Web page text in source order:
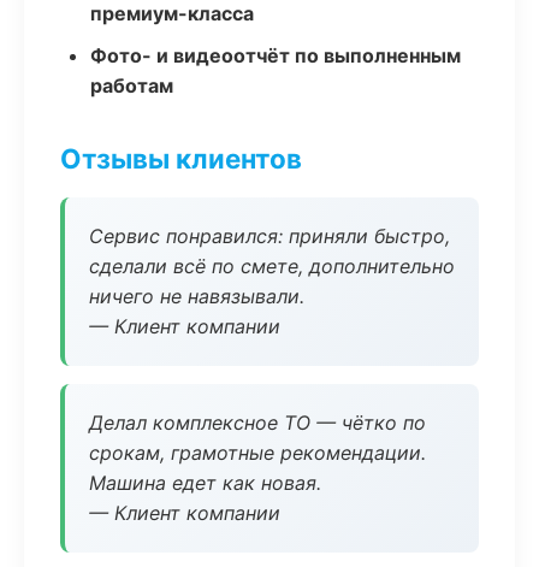
премиум-класса
Фото- и видеоотчёт по выполненным
работам
Отзывы клиентов
Сервис понравился: приняли быстро,
сделали всё по смете, дополнительно
ничего не навязывали.
— Клиент компании
Делал комплексное ТО — чётко по
срокам, грамотные рекомендации.
Машина едет как новая.
— Клиент компании